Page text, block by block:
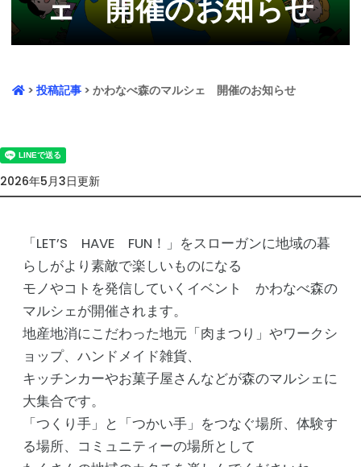
ェ 開催のお知らせ
> 投稿記事 > かわなべ森のマルシェ 開催のお知らせ
2026年5月3日更新
「LET’S HAVE FUN！」をスローガンに地域の暮
らしがより素敵で楽しいものになる
モノやコトを発信していくイベント かわなべ森の
マルシェが開催されます。
地産地消にこだわった地元「肉まつり」やワークシ
ョップ、ハンドメイド雑貨、
キッチンカーやお菓子屋さんなどが森のマルシェに
大集合です。
「つくり手」と「つかい手」をつなぐ場所、体験す
る場所、コミュニティーの場所として